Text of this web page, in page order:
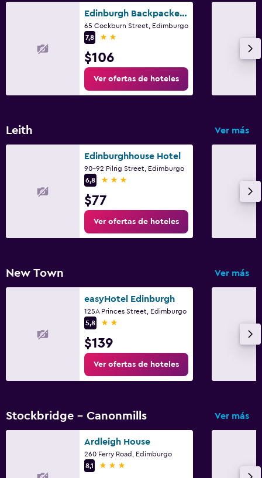
Edinburgh Backpackers Hostel
65 Cockburn Street, Edimburgo
7,8
2 estrellas
$106
Ver ofertas de hoteles
Leith Ver más
Edinburghhouse Hotel
90-92 Pilrig Street, Edimburgo
6,8
3 estrellas
$77
Ver ofertas de hoteles
New Town Ver más
easyHotel Edinburgh
125A Princes Street, Edimburgo
5,8
2 estrellas
$139
Ver ofertas de hoteles
Stockbridge - Canonmills Ver más
Ardleigh House
260 Ferry Road, Edimburgo
8,1
3 estrellas